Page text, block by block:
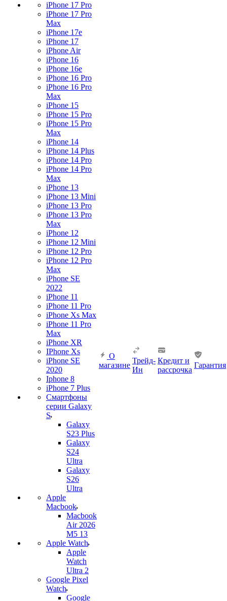
iPhone 17 Pro
iPhone 17 Pro
Max
iPhone 17e
iPhone 17
iPhone Air
iPhone 16
iPhone 16e
iPhone 16 Pro
iPhone 16 Pro
Max
iPhone 15
iPhone 15 Pro
iPhone 15 Pro
Max
iPhone 14
iPhone 14 Plus
iPhone 14 Pro
iPhone 14 Pro
Max
iPhone 13
iPhone 13 Mini
iPhone 13 Pro
iPhone 13 Pro
Max
iPhone 12
iPhone 12 Mini
iPhone 12 Pro
iPhone 12 Pro
Max
iPhone SE
2022
iPhone 11
iPhone 11 Pro
iPhone Xs Max
iPhone 11 Pro
Max
iPhone XR
IPhone Xs
iPhone SE
2020
Iphone 8
iPhone 7 Plus
Смартфоны
серии Galaxy
S
Galaxy
S23 Plus
Galaxy
S24
Ultra
Galaxy
S26
Ultra
Apple
Macbook
Macbook
Air 2026
M5 13
Apple Watch
Apple
Watch
Ultra 2
Google Pixel
Watch
Google
О
магазине
Трейд-
Ин
Кредит и
рассрочка
Гарантия